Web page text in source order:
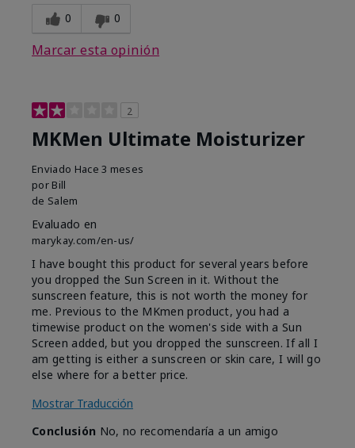
0 0
Marcar esta opinión
2
MKMen Ultimate Moisturizer
Enviado Hace 3 meses
por Bill
de Salem
Evaluado en
marykay.com/en-us/
I have bought this product for several years before
you dropped the Sun Screen in it. Without the
sunscreen feature, this is not worth the money for
me. Previous to the MKmen product, you had a
timewise product on the women's side with a Sun
Screen added, but you dropped the sunscreen. If all I
am getting is either a sunscreen or skin care, I will go
else where for a better price.
Mostrar Traducción
Conclusión No, no recomendaría a un amigo